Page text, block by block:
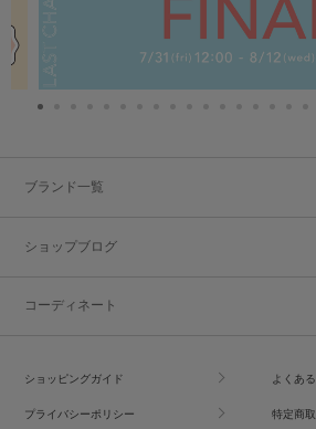
ブランド一覧
ショップブログ
コーディネート
ショッピングガイド よくあ
プライバシーポリシー 特定商